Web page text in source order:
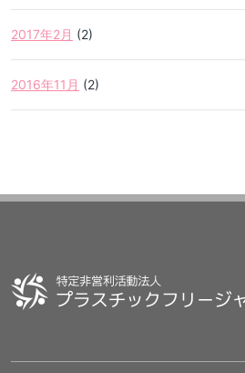
2017年2月 (2)
2016年11月 (2)